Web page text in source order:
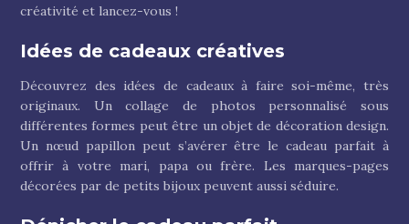
créativité et lancez-vous !
Idées de cadeaux créatives
Découvrez des idées de cadeaux à faire soi-même, très
originaux. Un collage de photos personnalisé sous
différentes formes peut être un objet de décoration design.
Un nœud papillon peut s’avérer être le cadeau parfait à
offrir à votre mari, papa ou frère. Les marques-pages
décorées par de petits bijoux peuvent aussi séduire.